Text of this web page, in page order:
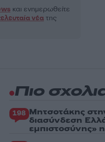
και ενημερωθείτε
νέατης
Πιο
198 Μητσοτάκης
διασύνδεση
εμπιστοσύνης»